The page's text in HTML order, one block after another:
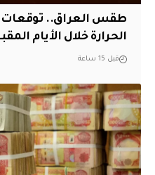
طقس العراق.. توقعات
الحرارة خلال الأيام
قبل 15 ساعة